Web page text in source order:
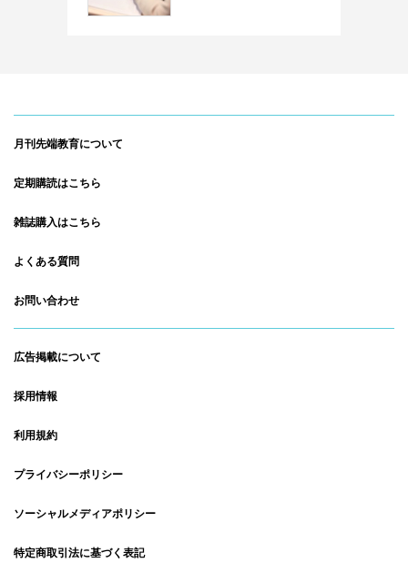
月刊先端教育について
定期購読はこちら
雑誌購入はこちら
よくある質問
お問い合わせ
広告掲載について
採用情報
利用規約
プライバシーポリシー
ソーシャルメディアポリシー
特定商取引法に基づく表記